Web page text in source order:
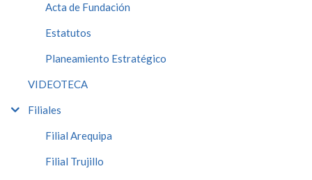
Acta de Fundación
Estatutos
Planeamiento Estratégico
VIDEOTECA
Filiales
Filial Arequipa
Filial Trujillo